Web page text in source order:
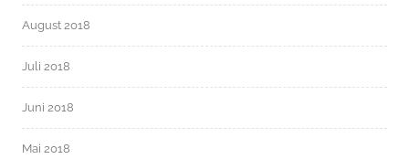
August 2018
Juli 2018
Juni 2018
Mai 2018